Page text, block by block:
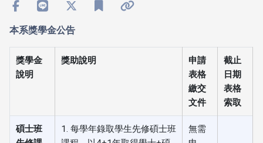
本系獎學金公告
獎學金
說明
獎助說明
申請
表格
繳交
文件
截止
日期
表格
索取
碩士班
1. 每學年錄取學生先修碩士班
無需